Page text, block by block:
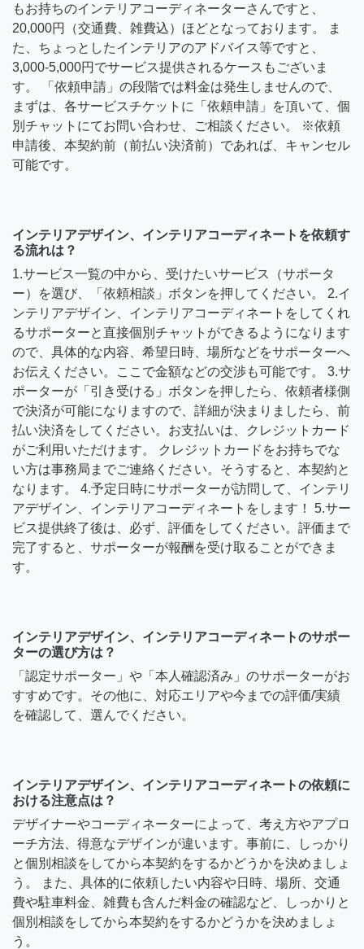
もお持ちのインテリアコーディネーターさんですと、
20,000円（交通費、雑費込）ほどとなっております。 ま
た、ちょっとしたインテリアのアドバイス等ですと、
3,000-5,000円でサービス提供されるケースもございま
す。 「依頼申請」の段階では料金は発生しませんので、
まずは、各サービスチケットに「依頼申請」を頂いて、個
別チャットにてお問い合わせ、ご相談ください。 ※依頼
申請後、本契約前（前払い決済前）であれば、キャンセル
可能です。
インテリアデザイン、インテリアコーディネートを依頼す
る流れは？
1.サービス一覧の中から、受けたいサービス（サポータ
ー）を選び、「依頼相談」ボタンを押してください。 2.イ
ンテリアデザイン、インテリアコーディネートをしてくれ
るサポーターと直接個別チャットができるようになります
ので、具体的な内容、希望日時、場所などをサポーターへ
お伝えください。ここで金額などの交渉も可能です。 3.サ
ポーターが「引き受ける」ボタンを押したら、依頼者様側
で決済が可能になりますので、詳細が決まりましたら、前
払い決済をしてください。お支払いは、クレジットカード
がご利用いただけます。 クレジットカードをお持ちでな
い方は事務局までご連絡ください。そうすると、本契約と
なります。 4.予定日時にサポーターが訪問して、インテリ
アデザイン、インテリアコーディネートをします！ 5.サー
ビス提供終了後は、必ず、評価をしてください。評価まで
完了すると、サポーターが報酬を受け取ることができま
す。
インテリアデザイン、インテリアコーディネートのサポー
ターの選び方は？
「認定サポーター」や「本人確認済み」のサポーターがお
すすめです。その他に、対応エリアや今までの評価/実績
を確認して、選んでください。
インテリアデザイン、インテリアコーディネートの依頼に
おける注意点は？
デザイナーやコーディネーターによって、考え方やアプロ
ーチ方法、得意なデザインが違います。事前に、しっかり
と個別相談をしてから本契約をするかどうかを決めましょ
う。 また、具体的に依頼したい内容や日時、場所、交通
費や駐車料金、雑費も含んだ料金の確認など、しっかりと
個別相談をしてから本契約をするかどうかを決めましょ
う。